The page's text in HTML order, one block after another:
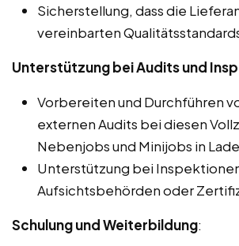
Sicherstellung, dass die
vereinbarten
Unterstützung bei Audits und
Vorbereiten und Durchführen
externen Audits bei diesen
Nebenjobs und Minijobs in
Unterstützung bei
Aufsichtsbehörden oder
Schulung und Weiterbildung: